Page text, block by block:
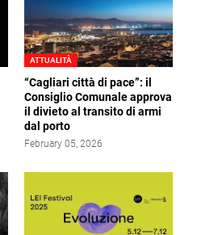
ATTUALITÀ
“Cagliari città di pace”: il
Consiglio Comunale approva
il divieto al transito di armi
dal porto
February 05, 2026